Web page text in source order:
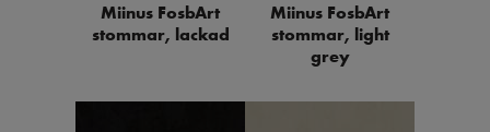
Miinus FosbArt
stommar, lackad
Miinus FosbArt
stommar, light
grey